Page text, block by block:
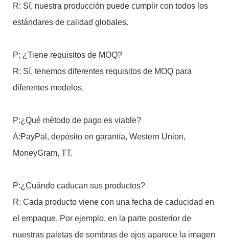
R: Sí, nuestra producción puede cumplir con todos los
estándares de calidad globales.
P: ¿Tiene requisitos de MOQ?
R: Sí, tenemos diferentes requisitos de MOQ para
diferentes modelos.
P:¿Qué método de pago es viable?
A:PayPal, depósito en garantía, Western Union,
MoneyGram, TT.
P:¿Cuándo caducan sus productos?
R: Cada producto viene con una fecha de caducidad en
el empaque. Por ejemplo, en la parte posterior de
nuestras paletas de sombras de ojos aparece la imagen